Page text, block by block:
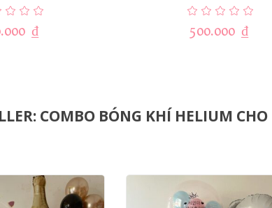
₫ 500.000 ₫
COMBO BÓNG KHÍ HELIUM CHO